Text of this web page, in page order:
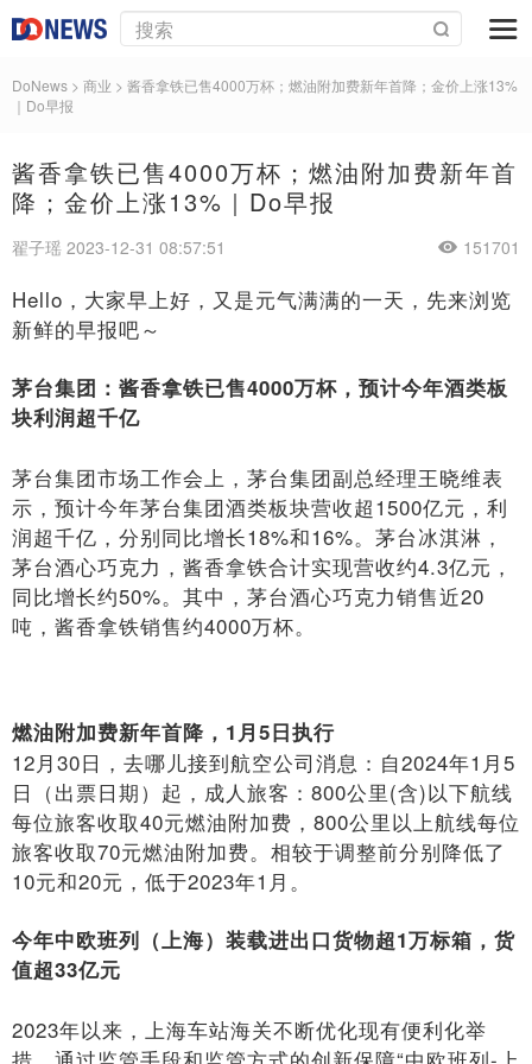
DoNews > 商业 > 酱香拿铁已售4000万杯；燃油附加费新年首降；金价上涨13%
｜Do早报
酱香拿铁已售4000万杯；燃油附加费新年首
降；金价上涨13%｜Do早报
翟子瑶 2023-12-31 08:57:51 151701
Hello，大家早上好，又是元气满满的一天，先来浏览
新鲜的早报吧～
茅台集团：酱香拿铁已售4000万杯，预计今年酒类板
块利润超千亿
茅台集团市场工作会上，茅台集团副总经理王晓维表
示，预计今年茅台集团酒类板块营收超1500亿元，利
润超千亿，分别同比增长18%和16%。茅台冰淇淋，
茅台酒心巧克力，酱香拿铁合计实现营收约4.3亿元，
同比增长约50%。其中，茅台酒心巧克力销售近20
吨，酱香拿铁销售约4000万杯。
燃油附加费新年首降，1月5日执行
12月30日，去哪儿接到航空公司消息：自2024年1月5
日（出票日期）起，成人旅客：800公里(含)以下航线
每位旅客收取40元燃油附加费，800公里以上航线每位
旅客收取70元燃油附加费。相较于调整前分别降低了
10元和20元，低于2023年1月。
今年中欧班列（上海）装载进出口货物超1万标箱，货
值超33亿元
2023年以来，上海车站海关不断优化现有便利化举